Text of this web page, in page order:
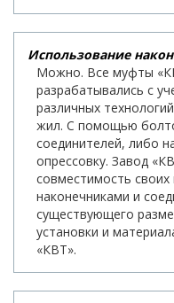
Использование
Можно. Все муфты
разрабатывались с
различных
жил. С помощью
соединителей, либо
опрессовку. Завод
совместимость
наконечниками и
существующего
установки и
«КВТ».